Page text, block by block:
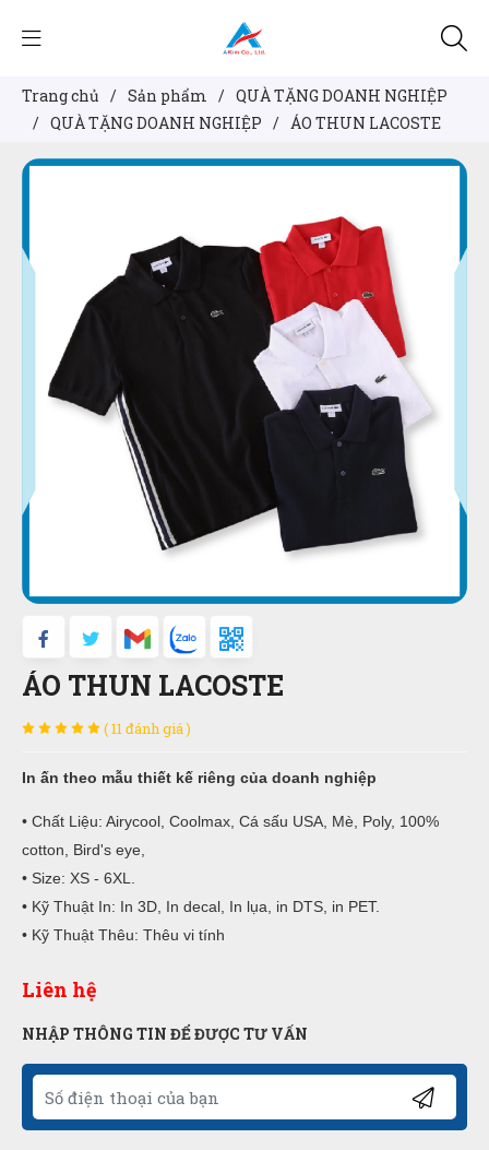
Trang chủ / Sản phẩm / QUÀ TẶNG DOANH NGHIỆP
/ QUÀ TẶNG DOANH NGHIỆP / ÁO THUN LACOSTE
ÁO THUN LACOSTE
( 11 đánh giá )
In ấn theo mẫu thiết kế riêng của doanh nghiệp
• Chất Liệu: Airycool, Coolmax, Cá sấu USA, Mè, Poly, 100%
cotton, Bird's eye,
• Size: XS - 6XL.
• Kỹ Thuật In: In 3D, In decal, In lụa, in DTS, in PET.
• Kỹ Thuật Thêu: Thêu vi tính
Liên hệ
NHẬP THÔNG TIN ĐỂ ĐƯỢC TƯ VẤN